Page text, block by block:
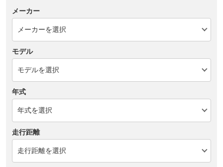
メーカー
モデル
年式
走行距離